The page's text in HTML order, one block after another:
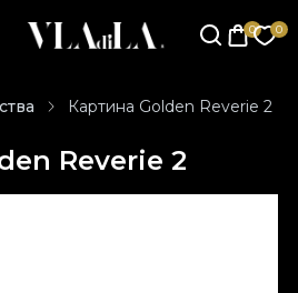
Картина Golden Reverie 2
Reverie 2